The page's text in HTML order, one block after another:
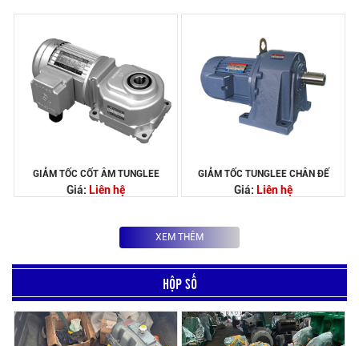
GIẢM TỐC CỐT ÂM TUNGLEE
Giá: Liên hệ
GIẢM TỐC TUNGLEE CHÂN ĐẾ
Giá: Liên hệ
XEM THÊM
HỘP SỐ